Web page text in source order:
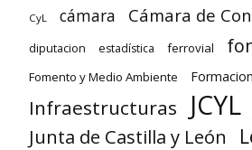
CyL cámara Cámara de
diputacion estadística ferrovial
Fomento y Medio Ambiente Formacion
Infraestructuras JCYL
Junta de Castilla y León